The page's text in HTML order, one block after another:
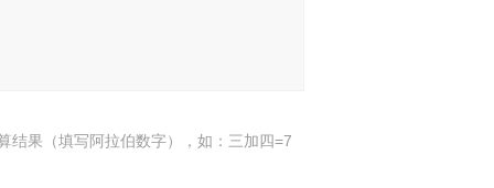
结果（填写阿拉伯数字），如：三加四=7